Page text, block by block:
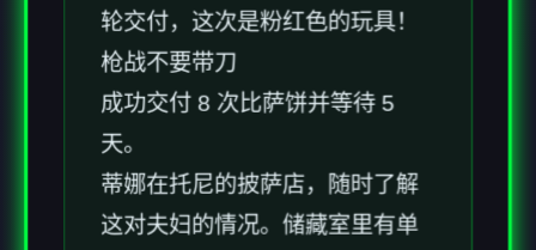
轮交付，这次是粉红色的玩具！
枪战不要带刀
成功交付 8 次比萨饼并等待 5
天。
蒂娜在托尼的披萨店，随时了解
这对夫妇的情况。储藏室里有单